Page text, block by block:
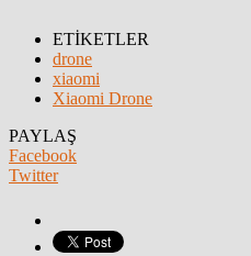
ETİKETLER
drone
xiaomi
Xiaomi Drone
PAYLAŞ
Facebook
Twitter